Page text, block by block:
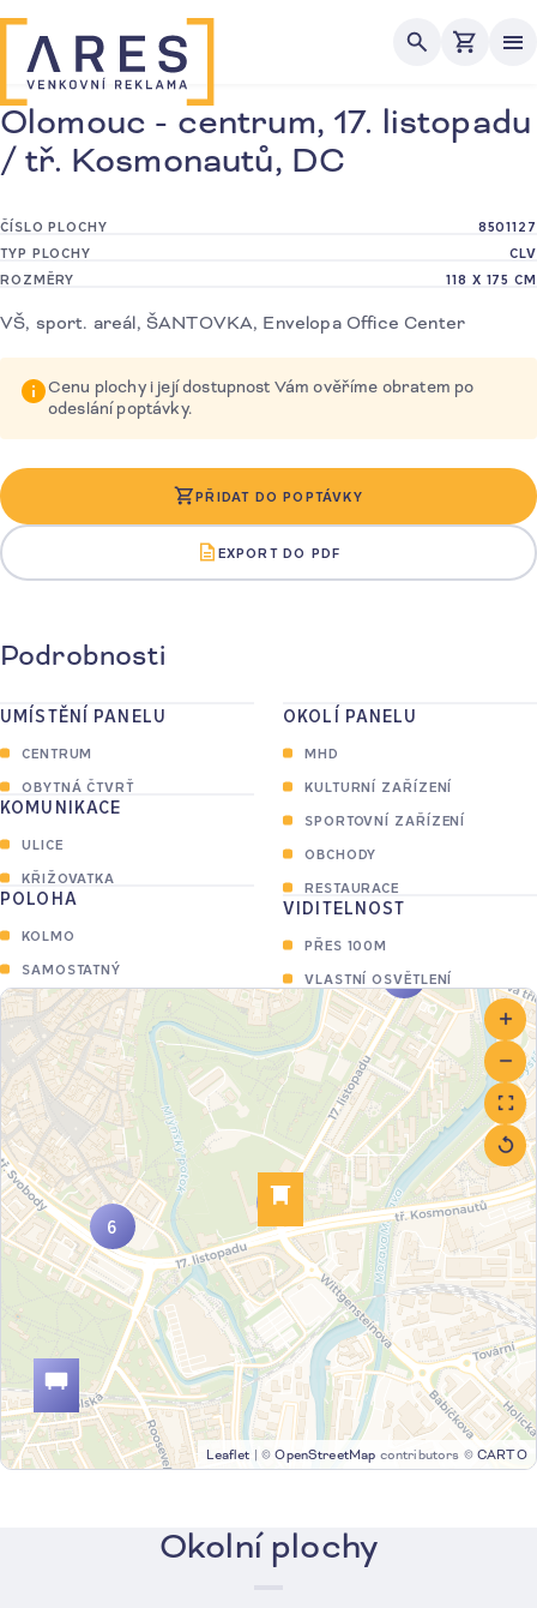
Olomouc - centrum, 17. listopadu
/ tř. Kosmonautů, DC
ČÍSLO PLOCHY
8501127
TYP PLOCHY
CLV
ROZMĚRY
118 X 175 CM
VŠ, sport. areál, ŠANTOVKA, Envelopa Office Center
Cenu plochy i její dostupnost Vám ověříme obratem po
odeslání poptávky.
PŘIDAT DO POPTÁVKY
EXPORT DO PDF
Podrobnosti
UMÍSTĚNÍ PANELU
CENTRUM
OBYTNÁ ČTVRŤ
KOMUNIKACE
ULICE
KŘIŽOVATKA
POLOHA
KOLMO
SAMOSTATNÝ
OKOLÍ PANELU
MHD
KULTURNÍ ZAŘÍZENÍ
SPORTOVNÍ ZAŘÍZENÍ
OBCHODY
RESTAURACE
VIDITELNOST
PŘES 100M
VLASTNÍ OSVĚTLENÍ
2
2
6
Leaflet | ©OpenStreetMap contributors © CARTO
Okolní plochy